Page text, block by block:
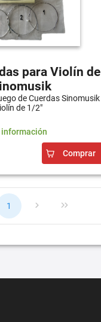
para Violín de
de Cuerdas Sinomusik
de 1/2"
información
Comprar
1